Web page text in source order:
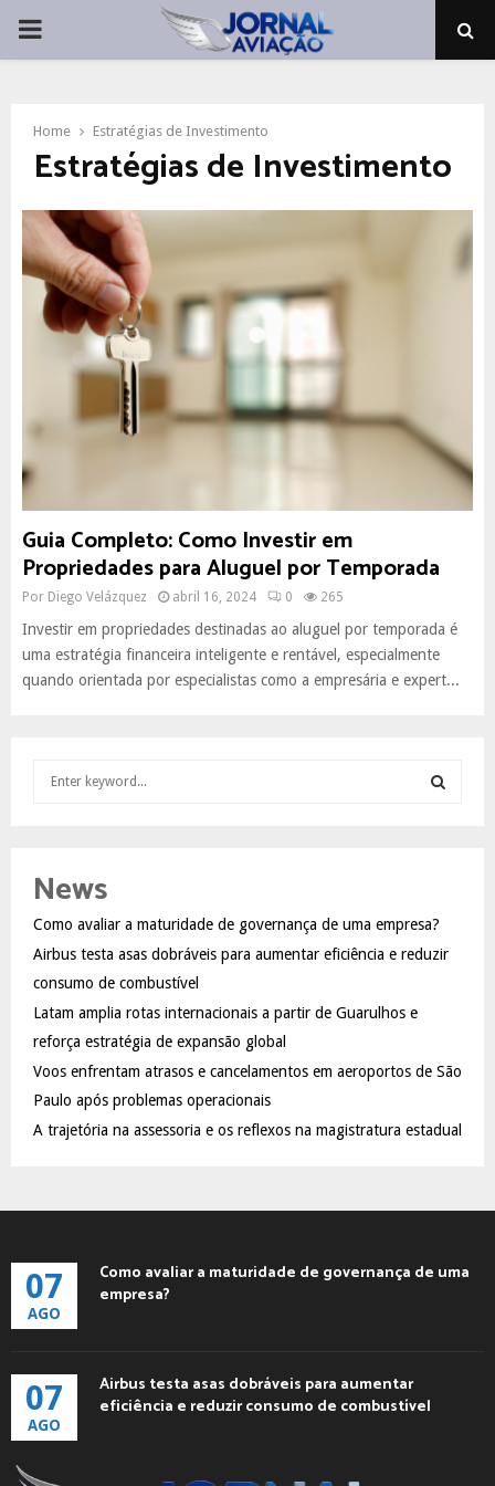
PRIMARY
Home Estratégias de Investimento
Estratégias de Investimento
Guia Completo: Como Investir em
Propriedades para Aluguel por Temporada
Por Diego Velázquez abril 16, 2024 0 265
Investir em propriedades destinadas ao aluguel por temporada é
uma estratégia financeira inteligente e rentável, especialmente
quando orientada por especialistas como a empresária e expert...
h
o
r
:
R
News
Como avaliar a maturidade de governança de uma empresa?
Airbus testa asas dobráveis para aumentar eficiência e reduzir
consumo de combustível
Latam amplia rotas internacionais a partir de Guarulhos e
reforça estratégia de expansão global
Voos enfrentam atrasos e cancelamentos em aeroportos de São
Paulo após problemas operacionais
A trajetória na assessoria e os reflexos na magistratura estadual
07
AGO
Como avaliar a maturidade de governança de uma
empresa?
07
AGO
Airbus testa asas dobráveis para aumentar
eficiência e reduzir consumo de combustível